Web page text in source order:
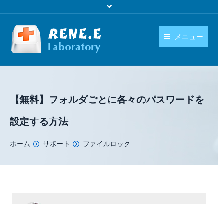
メニュー
日本語
【無料】フォルダごとに各々のパスワードを
設定する方法
You are here:
ホーム サポート ファイルロック